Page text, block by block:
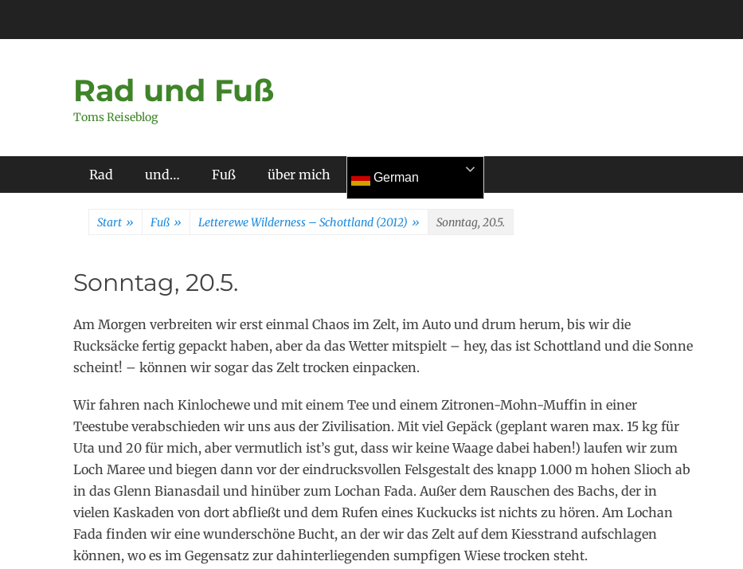
Rad und Fuß
Toms Reiseblog
Primäres Menü
Rad und… Fuß über mich German
Start » Fuß » Letterewe Wilderness – Schottland (2012) » Sonntag, 20.5.
Sonntag, 20.5.
Am Morgen verbreiten wir erst einmal Chaos im Zelt, im Auto und drum herum, bis wir die
Rucksäcke fertig gepackt haben, aber da das Wetter mitspielt – hey, das ist Schottland und die Sonne
scheint! – können wir sogar das Zelt trocken einpacken.
Wir fahren nach Kinlochewe und mit einem Tee und einem Zitronen-Mohn-Muffin in einer
Teestube verabschieden wir uns aus der Zivilisation. Mit viel Gepäck (geplant waren max. 15 kg für
Uta und 20 für mich, aber vermutlich ist’s gut, dass wir keine Waage dabei haben!) laufen wir zum
Loch Maree und biegen dann vor der eindrucksvollen Felsgestalt des knapp 1.000 m hohen Slioch ab
in das Glenn Bianasdail und hinüber zum Lochan Fada. Außer dem Rauschen des Bachs, der in
vielen Kaskaden von dort abfließt und dem Rufen eines Kuckucks ist nichts zu hören. Am Lochan
Fada finden wir eine wunderschöne Bucht, an der wir das Zelt auf dem Kiesstrand aufschlagen
können, wo es im Gegensatz zur dahinterliegenden sumpfigen Wiese trocken steht.